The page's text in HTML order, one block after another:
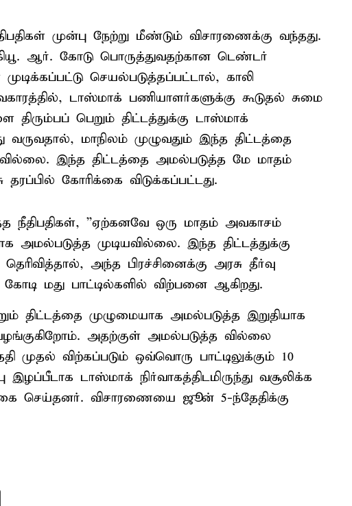
முன்பு நேற்று மீண்டும் விசாரணைக்கு வந்தது.
கியூ. ஆர். கோடு பொருத்துவதற்கான டெண்டர்
செயல்படுத்தப்பட்டால், காலி
டாஸ்மாக் பணியாளர்களுக்கு கூடுதல் சுமை
திரும்பப் பெறும் திட்டத்துக்கு டாஸ்மாக்
வருவதால், மாநிலம் முழுவதும் இந்த திட்டத்தை
இந்த திட்டத்தை அமல்படுத்த மே மாதம்
கோரிக்கை விடுக்கப்பட்டது.
நீதிபதிகள், ''ஏற்கனவே ஒரு மாதம் அவகாசம்
அமல்படுத்த முடியவில்லை. இந்த திட்டத்துக்கு
அந்த பிரச்சினைக்கு அரசு தீர்வு
மது பாட்டில்களில் விற்பனை ஆகிறது.
திட்டத்தை முழுமையாக அமல்படுத்த இறுதியாக
அதற்குள் அமல்படுத்த வில்லை
விற்கப்படும் ஒவ்வொரு பாட்டிலுக்கும் 10
இழப்பீடாக டாஸ்மாக் நிர்வாகத்திடமிருந்து வசூலிக்க
செய்தனர். விசாரணையை ஜூன் 5-ந்தேதிக்கு